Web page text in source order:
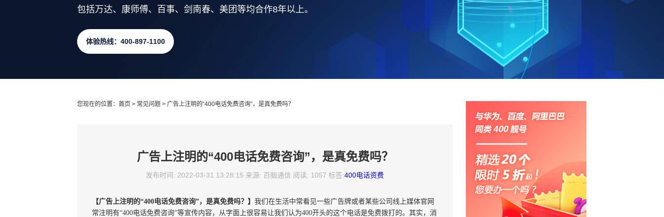
包括万达、康师傅、百事、剑南春、美团等均合作8年以上。
体验热线：400-897-1100
您现在的位置： 首页 > 常见问题 > 广告上注明的“400电话免费咨询”，是真免费吗？
广告上注明的“400电话免费咨询”，是真免费吗？
发布时间: 2022-03-31 13:28:15 来源: 百脑通信 阅读: 1057 标签:400电话资费
【广告上注明的“400电话免费咨询”，是真免费吗？】 我们在生活中常看见一些广告牌或者某些公司线上媒体官网
常注明有“400电话免费咨询”等宣传内容，从字面上很容易让我们认为400开头的这个电话是免费拨打的。其实，消